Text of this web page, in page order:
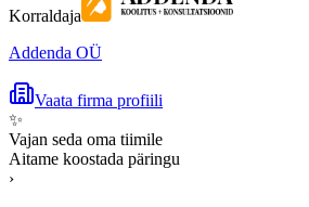
Korraldaja
Addenda OÜ
Vaata firma profiili
✨
Vajan seda oma tiimile
Aitame koostada päringu
›